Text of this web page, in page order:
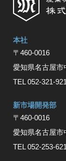
本社
〒460-0016
愛知県名古屋市
TEL 052-321-
新市場開発部
〒460-0016
愛知県名古屋市
TEL 052-253-